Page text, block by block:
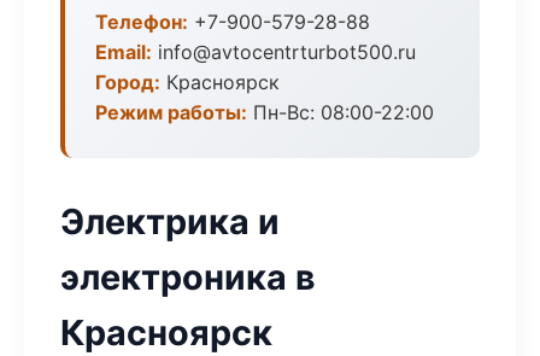
Телефон: +7-900-579-28-88
Email: info@avtocentrturbot500.ru
Город: Красноярск
Режим работы: Пн-Вс: 08:00-22:00
Электрика и
электроника в
Красноярск